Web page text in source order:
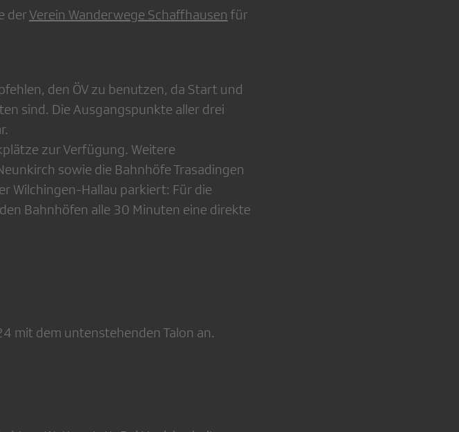
derVerein Wanderwege Schaffhausen für
den ÖV zu benutzen, da Start und
sind. Die Ausgangspunkte aller drei
zur Verfügung. Weitere
sowie die Bahnhöfe Trasadingen
Wilchingen-Hallau parkiert: Für die
Bahnhöfen alle 30 Minuten eine direkte
mit dem untenstehenden Talon an.